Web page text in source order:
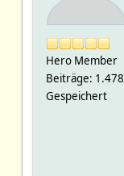
Hero Member
Beiträge: 1.478
Gespeichert